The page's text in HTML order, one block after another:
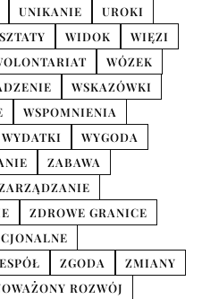
UNIKANIE
UROKI
WIDOK
WIĘZI
WÓZEK
WSKAZÓWKI
WSPOMNIENIA
WYDATKI
WYGODA
ZABAWA
ZDROWE GRANICE
ZGODA
ZMIANY
ROZWÓJ